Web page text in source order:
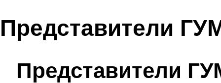
Представители
Представители